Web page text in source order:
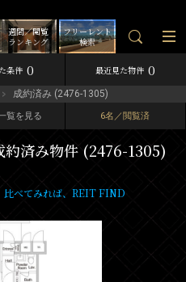
フリーレント
検索
週間／閲覧
ランキング
条件 0 最近見た物件 0
成約済み (2476-1305)
覧を見る 6名／閲覧済
約済み物件 (2476-1305)
比べてみれば、REIT FIND